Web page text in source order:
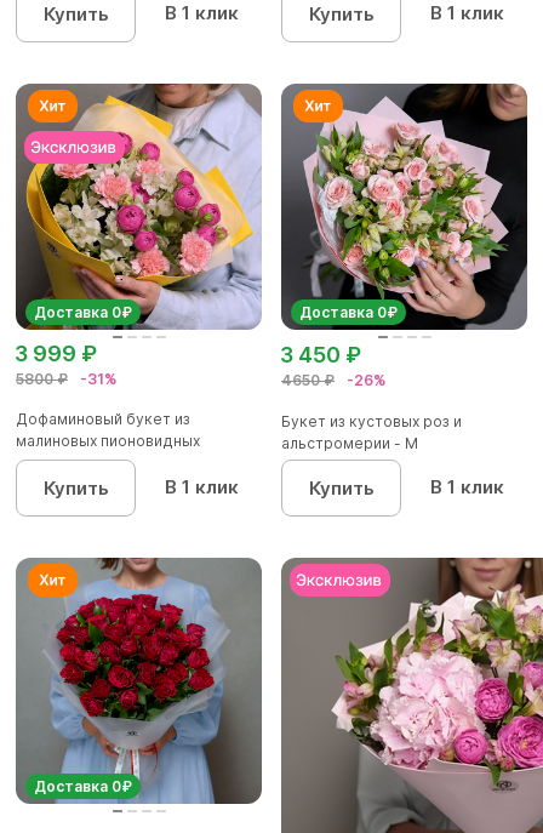
Купить В 1 клик Купить В 1 клик
Доставка 0₽
5800 ₽ -31%
3 999 ₽
Дофаминовый букет из
малиновых пионовидных
кустовых роз...
Купить В 1 клик
Доставка 0₽
4650 ₽ -26%
3 450 ₽
Букет из кустовых роз и
альстромерии - М
Купить В 1 клик
Доставка 0₽